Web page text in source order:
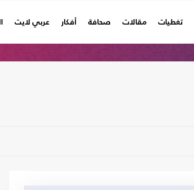
تغطيات مقالات صحافة أفكار عربي لايت